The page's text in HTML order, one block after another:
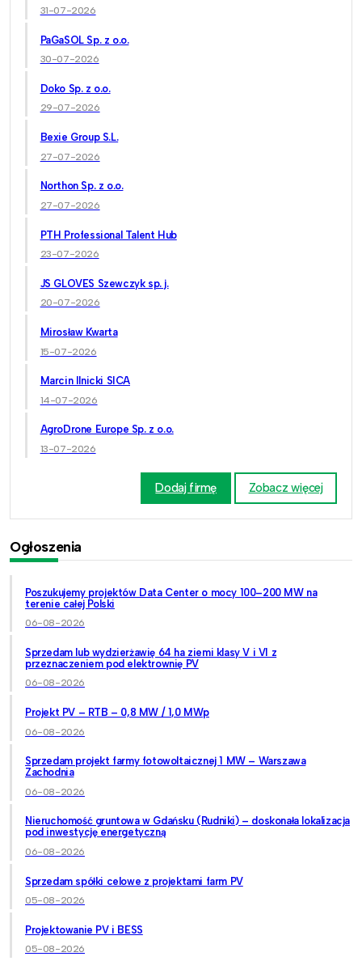
31-07-2026
PaGaSOL Sp. z o.o.
30-07-2026
Doko Sp. z o.o.
29-07-2026
Bexie Group S.L.
27-07-2026
Northon Sp. z o.o.
27-07-2026
PTH Professional Talent Hub
23-07-2026
JS GLOVES Szewczyk sp. j.
20-07-2026
Mirosław Kwarta
15-07-2026
Marcin Ilnicki SICA
14-07-2026
AgroDrone Europe Sp. z o.o.
13-07-2026
Dodaj firmę Zobacz więcej
Ogłoszenia
Poszukujemy projektów Data Center o mocy 100–200 MW na
terenie całej Polski
06-08-2026
Sprzedam lub wydzierżawię 64 ha ziemi klasy V i VI z
przeznaczeniem pod elektrownię PV
06-08-2026
Projekt PV – RTB – 0,8 MW / 1,0 MWp
06-08-2026
Sprzedam projekt farmy fotowoltaicznej 1 MW – Warszawa
Zachodnia
06-08-2026
Nieruchomość gruntowa w Gdańsku (Rudniki) – doskonała lokalizacja
pod inwestycję energetyczną
06-08-2026
Sprzedam spółki celowe z projektami farm PV
05-08-2026
Projektowanie PV i BESS
05-08-2026